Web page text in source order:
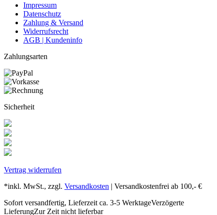
Impressum
Datenschutz
Zahlung & Versand
Widerrufsrecht
AGB | Kundeninfo
Zahlungsarten
Sicherheit
Vertrag widerrufen
*inkl. MwSt., zzgl. Versandkosten | Versandkostenfrei ab 100,- €
Sofort versandfertig, Lieferzeit ca. 3-5 WerktageVerzögerte
LieferungZur Zeit nicht lieferbar